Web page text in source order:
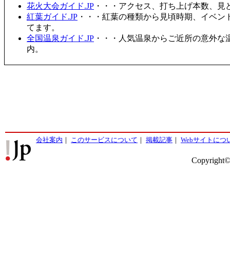
花火大会ガイド.JP ・・・アクセス、打ち上げ本数、
紅葉ガイド.JP ・・・紅葉の種類から見頃時期、イベ
てます。
全国温泉ガイド.JP ・・・人気温泉からご近所の意外
内。
会社案内 ｜ このサービスについて ｜ 掲載記事 ｜ Webサイトにつ